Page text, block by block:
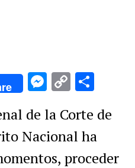
Copy
de la Corte de
Nacional ha
proceder